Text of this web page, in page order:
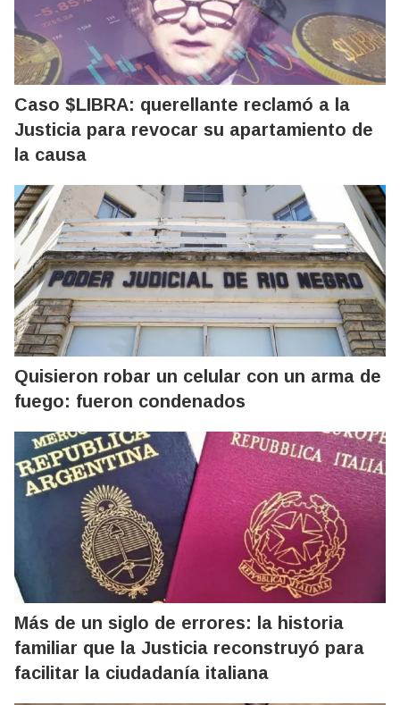
Caso $LIBRA: querellante reclamó a la
Justicia para revocar su apartamiento de
la causa
Quisieron robar un celular con un arma de
fuego: fueron condenados
Más de un siglo de errores: la historia
familiar que la Justicia reconstruyó para
facilitar la ciudadanía italiana